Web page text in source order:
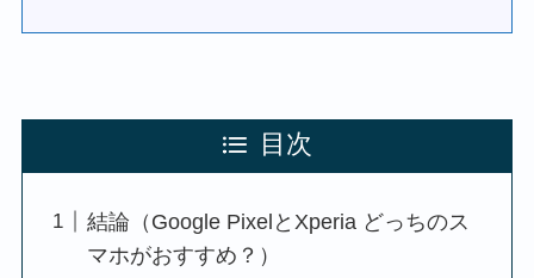
目次
結論（Google PixelとXperia どっちのス
マホがおすすめ？）